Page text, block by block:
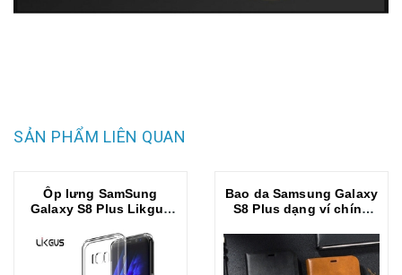
SẢN PHẨM LIÊN QUAN
Ốp lưng SamSung
Galaxy S8 Plus Likgus
Bao da Samsung Galaxy
S8 Plus dạng ví chính